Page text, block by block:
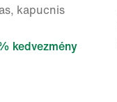
kapucnis
kedvezmény